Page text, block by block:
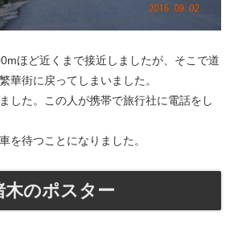
ほど近くまで接近しましたが、そこで道
華街に戻ってしまいました。
した。この人が携帯で旅行社に電話をし
を待つことになりました。
のポスター